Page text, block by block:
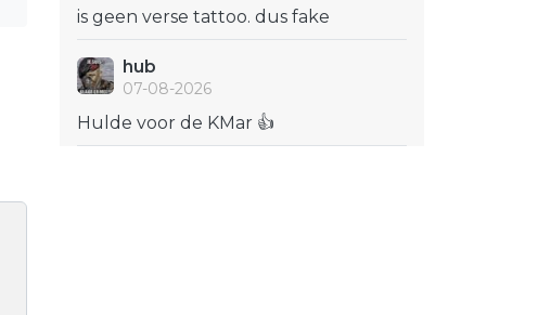
is geen verse tattoo. dus fake
hub
07-08-2026
Hulde voor de KMar 👍